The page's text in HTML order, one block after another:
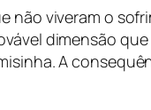
não viveram o
dimensão
A